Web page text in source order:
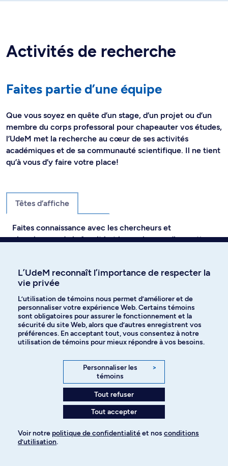
Activités de recherche
Faites partie d’une équipe
Que vous soyez en quête d’un stage, d’un projet ou d’un
membre du corps professoral pour chapeauter vos études,
l’UdeM met la recherche au cœur de ses activités
académiques et de sa communauté scientifique. Il ne tient
qu’à vous d’y faire votre place!
Têtes d’affiche
Faites connaissance avec les chercheurs et
chercheuses de la faculté et leurs champs d’expertise :
Clarice Nishio
Professeure agrégée
Normand Bach
Directeur de
Professeur agrégé
L’UdeM reconnaît l’importance de respecter la
vie privée
L’utilisation de témoins nous permet d’améliorer et de
personnaliser votre expérience Web. Certains témoins
sont obligatoires pour assurer le fonctionnement et la
sécurité du site Web, alors que d’autres enregistrent vos
préférences. En acceptant tout, vous consentez à notre
utilisation de témoins pour mieux répondre à vos besoins.
Personnaliser les
témoins
>
Tout refuser
Tout accepter
Voir notre politique de confidentialitéet nos conditions
d’utilisation.